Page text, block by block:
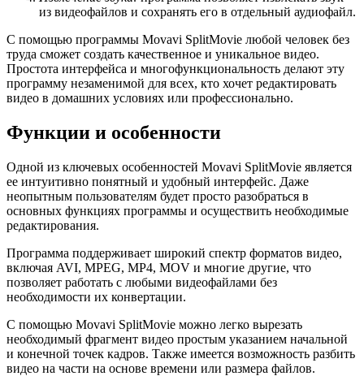
из видеофайлов и сохранять его в отдельный аудиофайл.
С помощью программы Movavi SplitMovie любой человек без
труда сможет создать качественное и уникальное видео.
Простота интерфейса и многофункциональность делают эту
программу незаменимой для всех, кто хочет редактировать
видео в домашних условиях или профессионально.
Функции и особенности
Одной из ключевых особенностей Movavi SplitMovie является
ее интуитивно понятный и удобный интерфейс. Даже
неопытным пользователям будет просто разобраться в
основных функциях программы и осуществить необходимые
редактирования.
Программа поддерживает широкий спектр форматов видео,
включая AVI, MPEG, MP4, MOV и многие другие, что
позволяет работать с любыми видеофайлами без
необходимости их конвертации.
С помощью Movavi SplitMovie можно легко вырезать
необходимый фрагмент видео простым указанием начальной
и конечной точек кадров. Также имеется возможность разбить
видео на части на основе времени или размера файлов.